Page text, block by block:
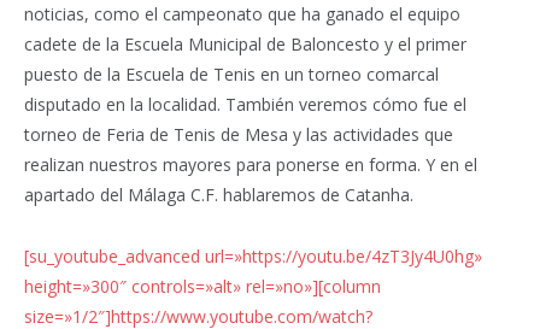
noticias, como el campeonato que ha ganado el equipo
cadete de la Escuela Municipal de Baloncesto y el primer
puesto de la Escuela de Tenis en un torneo comarcal
disputado en la localidad. También veremos cómo fue el
torneo de Feria de Tenis de Mesa y las actividades que
realizan nuestros mayores para ponerse en forma. Y en el
apartado del Málaga C.F. hablaremos de Catanha.
[su_youtube_advanced url=»https://youtu.be/4zT3Jy4U0hg»
height=»300″ controls=»alt» rel=»no»][column
size=»1/2″]https://www.youtube.com/watch?